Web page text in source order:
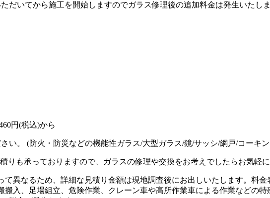
だいてから施工を開始しますのでガラス修理後の追加料金は発生いたしま
い。 (防火・防災などの機能性ガラス/大型ガラス/鏡/サッシ/網戸/コーキ
りも承っておりますので、ガラスの修理や交換をお考えでしたらお気軽に
異なるため、 詳細な見積り金額は現地調査後にお出しいたします。 料金
入、足場組立、危険作業、クレーン車や高所作業車による作業などの特